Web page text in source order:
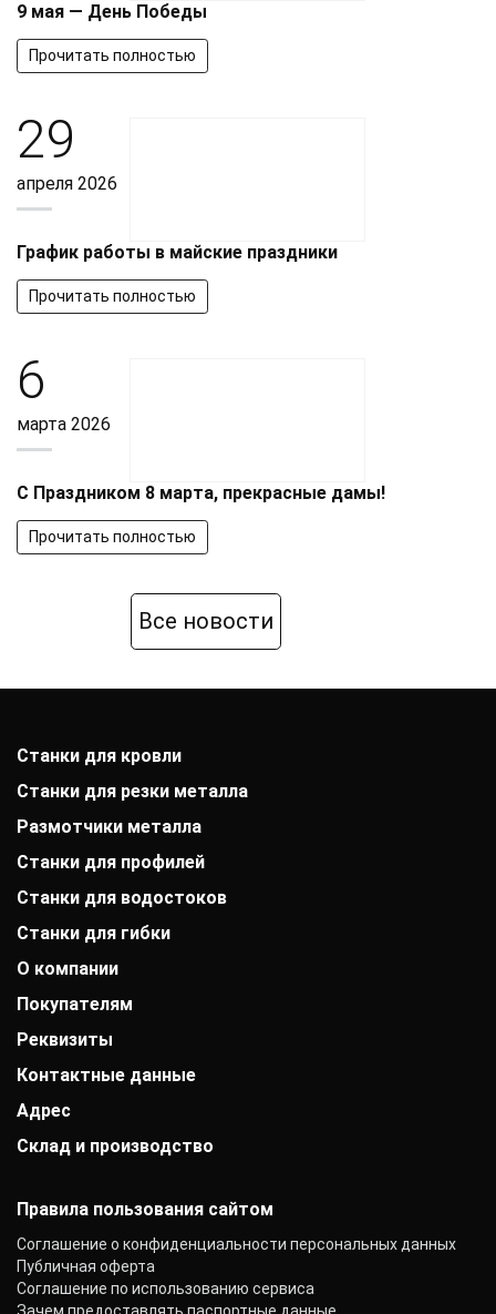
9 мая — День Победы
Прочитать полностью
29
апреля 2026
График работы в майские праздники
Прочитать полностью
6
марта 2026
С Праздником 8 марта, прекрасные дамы!
Прочитать полностью
Все новости
Станки для кровли
Станки для резки металла
Размотчики металла
Станки для профилей
Станки для водостоков
Станки для гибки
О компании
История компании
Выставки
Заказчики
Вакансии
Контакты
Покупателям
Оплата
Гарантии
Акции
Статьи
Реквизиты
АО «Райффайзенбанк»
Р/с: 40702810000000001118
К/с: 30101810200000000700
ОКПО: 40276717
Контактные данные
+7 (800) 333-41-10
info@mobiprof.ru
Пн.-Пт.: с 9:00 до 17:00
Адрес
Шымкент, ул. Веденеева, дом 3
Склад и производство
Правила пользования сайтом
Соглашение о конфиденциальности персональных данных
Публичная оферта
Соглашение по использованию сервиса